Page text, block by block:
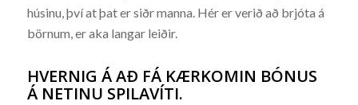
húsinu, því at þat er siðr manna. Hér er verið að brjóta á
börnum, er aka langar leiðir.
HVERNIG Á AÐ FÁ KÆRKOMIN BÓNUS
Á NETINU SPILAVÍTI.